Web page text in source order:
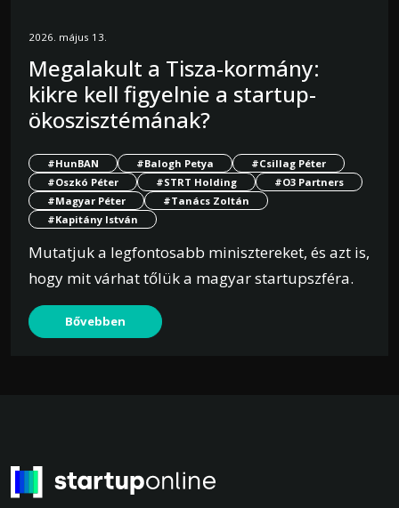
2026. május 13.
Megalakult a Tisza-kormány:
kikre kell figyelnie a startup-
ökoszisztémának?
#HunBAN #Balogh Petya
#Csillag Péter
#Oszkó Péter
#STRT Holding
#O3 Partners
#Magyar Péter
#Tanács Zoltán
#Kapitány István
Mutatjuk a legfontosabb minisztereket, és azt is,
hogy mit várhat tőlük a magyar startupszféra.
Bővebben